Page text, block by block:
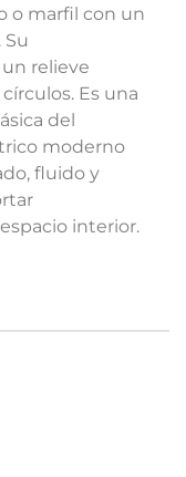
o marfil con un
relieve
Es una
del
moderno
fluido y
interior.